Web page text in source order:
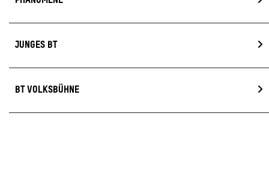
JUNGES BT
BT VOLKSBÜHNE